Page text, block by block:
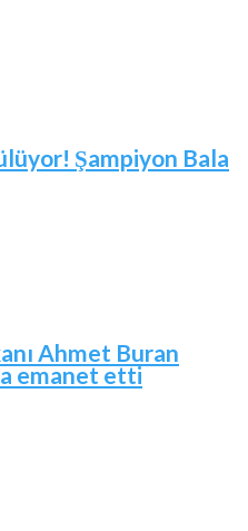
Şampiyon Bala
Ahmet Buran
emanet etti